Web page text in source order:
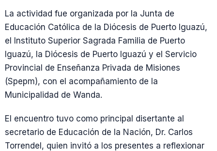
La actividad fue organizada por la Junta de
Educación Católica de la Diócesis de Puerto Iguazú,
el Instituto Superior Sagrada Familia de Puerto
Iguazú, la Diócesis de Puerto Iguazú y el Servicio
Provincial de Enseñanza Privada de Misiones
(Spepm), con el acompañamiento de la
Municipalidad de Wanda.
El encuentro tuvo como principal disertante al
secretario de Educación de la Nación, Dr. Carlos
Torrendel, quien invitó a los presentes a reflexionar